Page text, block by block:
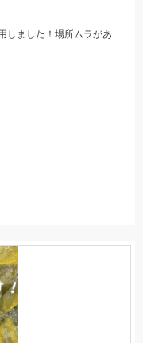
針は、エアスピード6.5号とスピード7.0号を使用しました！場所ムラがあるので石色を見て判断しましょう！